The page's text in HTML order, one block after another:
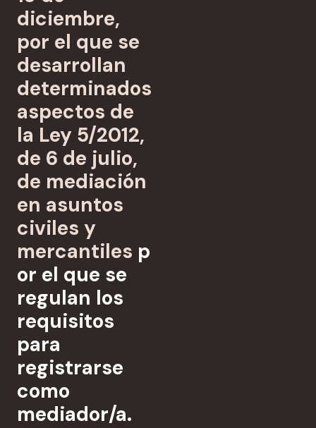
diciembre,
por el que se
desarrollan
determinados
aspectos de
la Ley 5/2012,
de 6 de julio,
de mediación
en asuntos
civiles y
mercantiles p
or el que se
regulan los
requisitos
para
registrarse
como
mediador/a.